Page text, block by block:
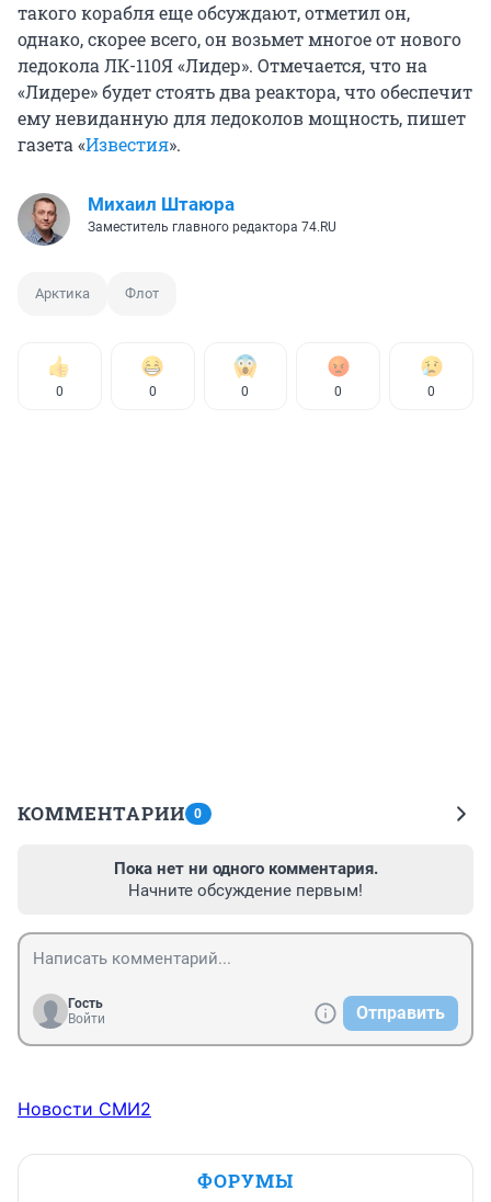
такого корабля еще обсуждают, отметил он,
однако, скорее всего, он возьмет многое от нового
ледокола ЛК-110Я «Лидер». Отмечается, что на
«Лидере» будет стоять два реактора, что обеспечит
ему невиданную для ледоколов мощность, пишет
газета «Известия».
Михаил Штаюра
Заместитель главного редактора 74.RU
Арктика Флот
0 0 0 0 0
КОММЕНТАРИИ 0
Пока нет ни одного комментария.
Начните обсуждение первым!
Гость
Войти
Отправить
Новости СМИ2
ФОРУМЫ